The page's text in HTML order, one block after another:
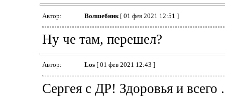
Автор: Волшебник[ 01 фев 2021 12:51 ]
Ну че там, перешел?
Автор: Los[ 01 фев 2021 12:43 ]
Сергея с ДР! Здоровья и всего